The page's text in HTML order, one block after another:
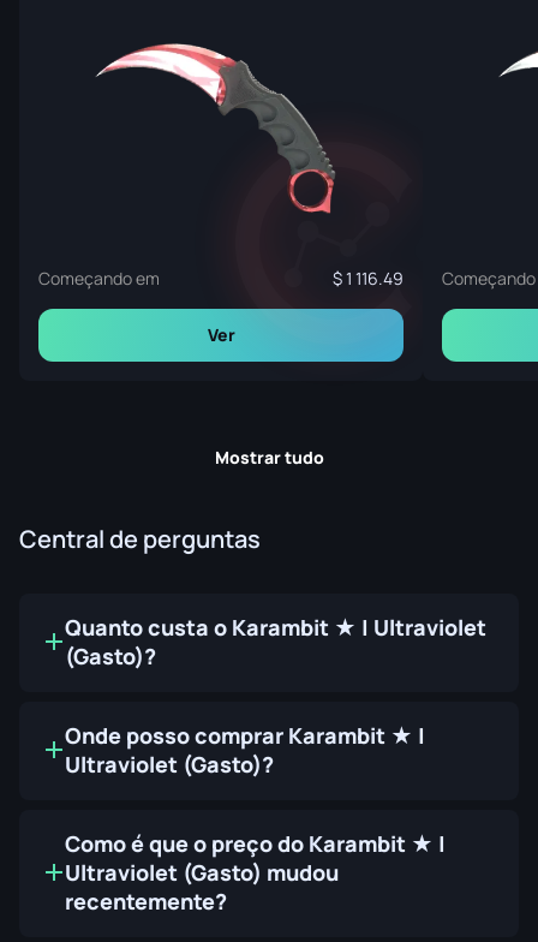
Começando em 1 116.49
Ver
Mostrar tudo
Central de perguntas
Quanto custa o Karambit ★ | Ultraviolet
(Gasto)?
Onde posso comprar Karambit ★ |
Ultraviolet (Gasto)?
Como é que o preço do Karambit ★ |
Ultraviolet (Gasto) mudou
recentemente?